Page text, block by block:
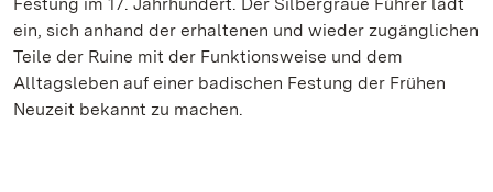
ein, sich anhand der erhaltenen und wieder zugänglichen
Teile der Ruine mit der Funktionsweise und dem
Alltagsleben auf einer badischen Festung der Frühen
Neuzeit bekannt zu machen.